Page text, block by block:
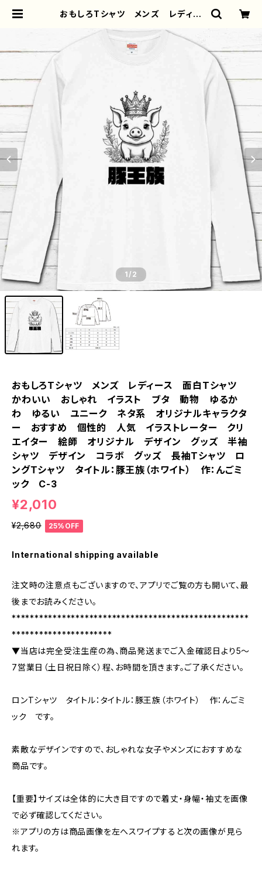
おもしろTシャツ メンズ レディー
れ イラスト ブタ 動物 ゆるか
わ ゆるい ユニーク ネタ系 オ
リジナルキャラクター おすすめ 個
ン グッズ 半袖シャツ デザイン
コラボ グッズ 長袖Tシャツ ロン
グTシャツ タイトル：豚王族（ホワイ
ト） 作：んごミック C-3 | iPhone
ケース/スマホケース/Tシャツ/おしゃ
れ/イラストレーター/グッズ/人気/後
払い/通販｜雑貨屋アリうさ
1/2
おもしろTシャツ メンズ レディース 面白Tシャツ
かわいい おしゃれ イラスト ブタ 動物 ゆるか
わ ゆるい ユニーク ネタ系 オリジナルキャラクタ
ー おすすめ 個性的 人気 イラストレーター クリ
エイター 絵師 オリジナル デザイン グッズ 半袖
シャツ デザイン コラボ グッズ 長袖Tシャツ ロ
ングTシャツ タイトル：豚王族（ホワイト） 作：んごミ
ック C-3
¥2,010
¥2,680 25%OFF
International shipping available
注文時の注意点もございますので、アプリでご覧の方も開いて、最
後までお読みください。
****************************************************
**********************
▼当店は完全受注生産の為、商品発送までご入金確認日より5〜
7営業日（土日祝日除く）程、お時間を頂きます。ご了承ください。
ロンTシャツ タイトル：タイトル：豚王族（ホワイト） 作：んごミ
ック です。
素敵なデザインですので、おしゃれな女子やメンズにおすすめな
商品です。
【重要】サイズは全体的に大き目ですので着丈・身幅・袖丈を画像
で必ず確認してください。
※アプリの方は商品画像を左へスワイプすると次の画像が見ら
れます。